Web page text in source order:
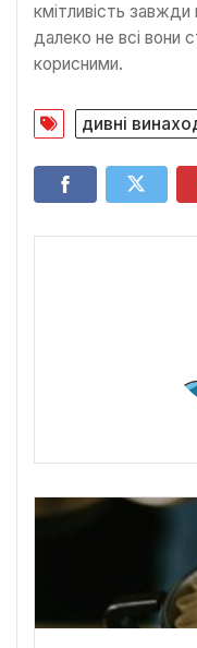
кмітливість
далеко не всі вони
корисними.
дивні